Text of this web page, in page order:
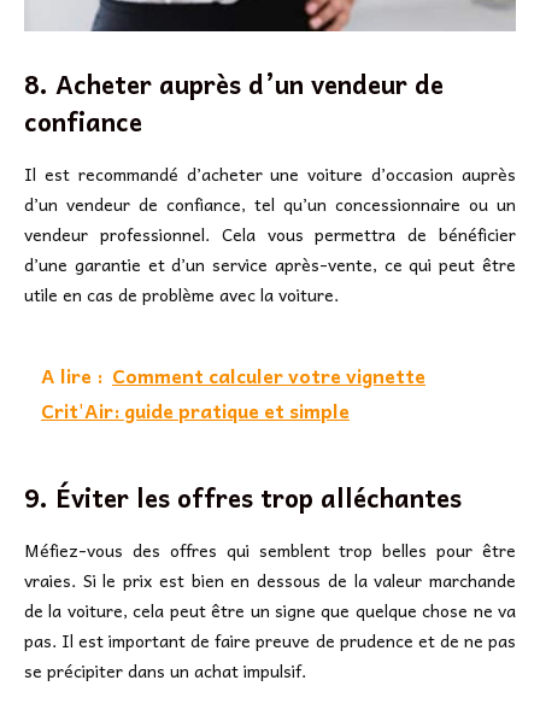
8. Acheter auprès d’un vendeur de
confiance
Il est recommandé d’acheter une voiture d’occasion auprès
d’un vendeur de confiance, tel qu’un concessionnaire ou un
vendeur professionnel. Cela vous permettra de bénéficier
d’une garantie et d’un service après-vente, ce qui peut être
utile en cas de problème avec la voiture.
A lire : Comment calculer votre vignette
Crit'Air: guide pratique et simple
9. Éviter les offres trop alléchantes
Méfiez-vous des offres qui semblent trop belles pour être
vraies. Si le prix est bien en dessous de la valeur marchande
de la voiture, cela peut être un signe que quelque chose ne va
pas. Il est important de faire preuve de prudence et de ne pas
se précipiter dans un achat impulsif.